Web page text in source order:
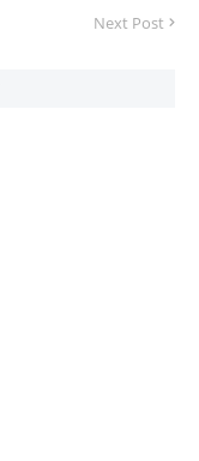
Next Post